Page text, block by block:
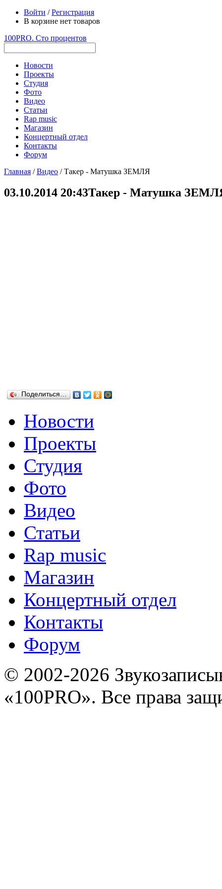
Войти /Регистрация
В корзине нет товаров
100PRO. Сто процентов
Новости
Проекты
Студия
Фото
Видео
Статьи
Rap music
Магазин
Концертный отдел
Контакты
Форум
Главная /Видео / Такер - Матушка ЗЕМЛЯ
03.10.2014 20:43Такер - Матушка
Поделиться…
Новости
Проекты
Студия
Фото
Видео
Статьи
Rap music
Магазин
Концертный отдел
Контакты
Форум
© 2002-2026
«100PRO». Все права